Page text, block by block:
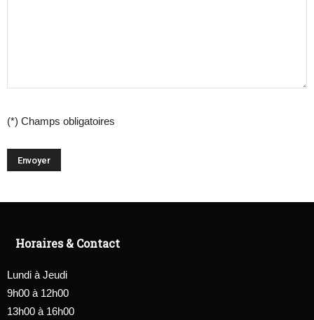
(*) Champs obligatoires
Horaires & Contact
Lundi à Jeudi
9h00 à 12h00
13h00 à 16h00